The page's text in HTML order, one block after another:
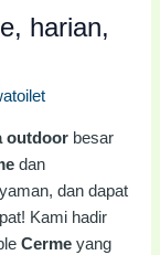
harian,
outdoor besar
dan
dan dapat
Kami hadir
Cermeyang